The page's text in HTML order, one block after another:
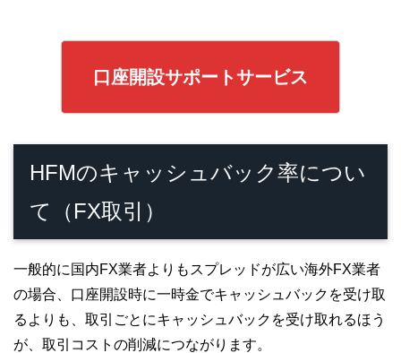
口座開設サポートサービス
HFMのキャッシュバック率につい
て（FX取引）
一般的に国内FX業者よりもスプレッドが広い海外FX業者
の場合、口座開設時に一時金でキャッシュバックを受け取
るよりも、取引ごとにキャッシュバックを受け取れるほう
が、取引コストの削減につながります。